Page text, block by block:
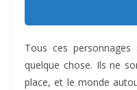
Tous ces
quelque chose. Ils ne
place, et le monde